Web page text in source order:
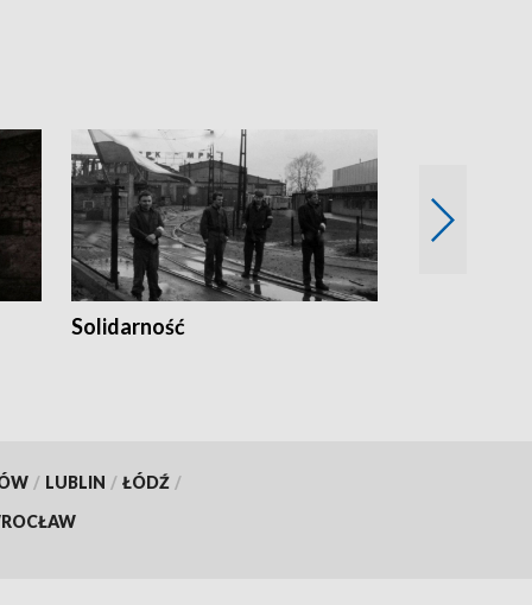
Solidarność
/ LUBLIN / ŁÓDŹ /